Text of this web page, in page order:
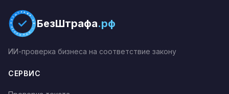
БЕЗШТРАФА.РФ * ПРОВЕРЕНО *БезШтрафа.рф
ИИ-проверка бизнеса на соответствие закону
СЕРВИС